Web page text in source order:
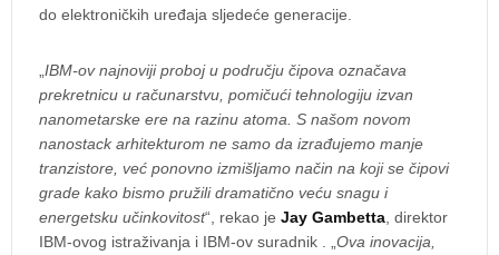
do elektroničkih uređaja sljedeće generacije.
IBM-ov najnoviji proboj u području čipova označava
prekretnicu u računarstvu, pomičući tehnologiju izvan
nanometarske ere na razinu atoma. S našom novom
nanostack arhitekturom ne samo da izrađujemo manje
tranzistore, već ponovno izmišljamo način na koji se čipovi
grade kako bismo pružili dramatično veću snagu i
energetsku učinkovitost“, rekao je Jay Gambetta , direktor
IBM-ovog istraživanja i IBM-ov suradnik . „ Ova inovacija,